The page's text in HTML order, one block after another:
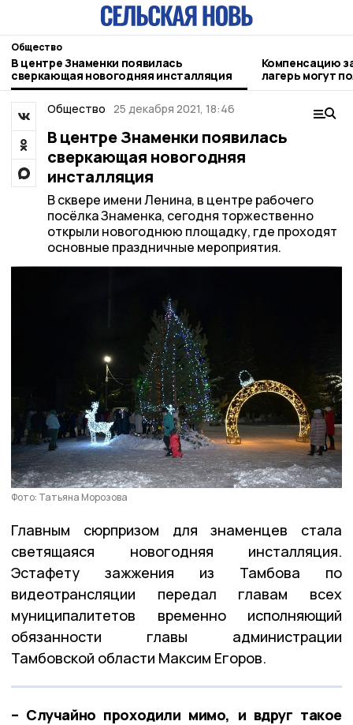
Общество
В центре Знаменки появилась
сверкающая новогодняя инсталляция
Компенсацию
лагерь могут
родители
Общество 25 декабря 2021, 18:46
В центре Знаменки появилась
сверкающая новогодняя
инсталляция
В сквере имени Ленина, в центре рабочего
посёлка Знаменка, сегодня торжественно
открыли новогоднюю площадку, где проходят
основные праздничные мероприятия.
Фото: Татьяна Морозова
Главным сюрпризом для знаменцев стала
светящаяся новогодняя инсталляция.
Эстафету зажжения из Тамбова по
видеотрансляции передал главам всех
муниципалитетов временно исполняющий
обязанности главы администрации
Тамбовской области Максим Егоров.
– Случайно проходили мимо, и вдруг такое